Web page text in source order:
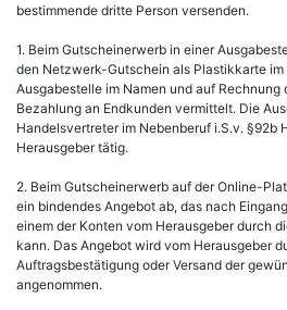
bestimmende dritte Person versenden.
1. Beim Gutscheinerwerb in einer
den Netzwerk-Gutschein als Plastikkarte
Ausgabestelle im Namen und auf Rechnung
Bezahlung an Endkunden vermittelt. Die
Handelsvertreter im Nebenberuf i.S.v. §92b
Herausgeber tätig.
2. Beim Gutscheinerwerb auf der Online-
ein bindendes Angebot ab, das nach
einem der Konten vom Herausgeber durch
kann. Das Angebot wird vom Herausgeber
Auftragsbestätigung oder Versand der
angenommen.